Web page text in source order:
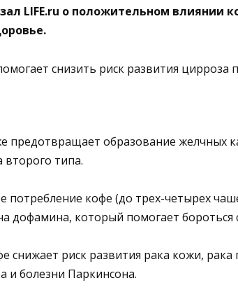
LIFE.ru о положительном влиянии
снизить риск развития цирроза
предотвращает образование желчных
второго типа.
потребление кофе (до трех-четырех
дофамина, который помогает бороться
снижает риск развития рака кожи, рака
и болезни Паркинсона.